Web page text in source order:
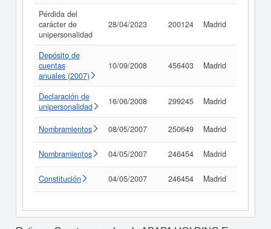
Pérdida del
carácter de
unipersonalidad
28/04/2023 200124 Madrid
Depósito de
cuentas
anuales (2007)
10/09/2008 456403 Madrid
Declaración de
unipersonalidad
16/06/2008 299245 Madrid
Nombramientos 08/05/2007 250649 Madrid
Nombramientos 04/05/2007 246454 Madrid
Constitución 04/05/2007 246454 Madrid